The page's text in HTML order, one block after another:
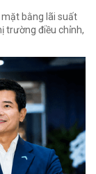
bằng lãi suất
trường điều chỉnh,